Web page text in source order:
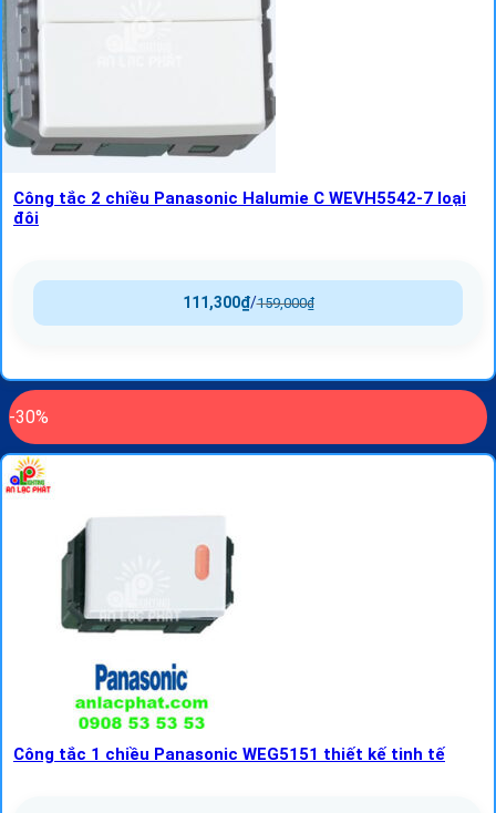
Công tắc 2 chiều Panasonic Halumie C WEVH5542-7 loại
đôi
159,000₫
/
111,300₫
-30%
Công tắc 1 chiều Panasonic WEG5151 thiết kế tinh tế